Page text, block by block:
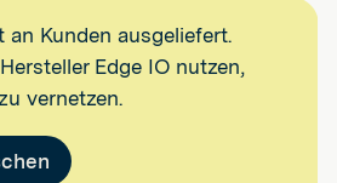
an Kunden ausgeliefert.
Edge IO nutzen,
vernetzen.